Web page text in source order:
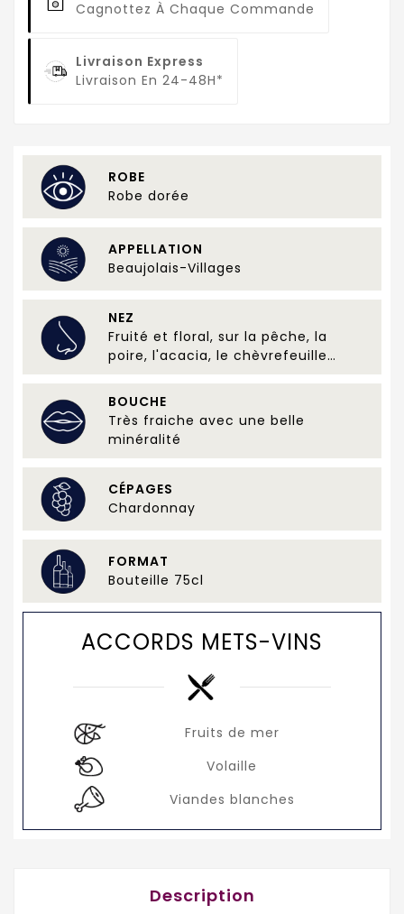
Cagnottez À Chaque Commande
Livraison Express
Livraison En 24-48H*
ROBE
Robe dorée
APPELLATION
Beaujolais-Villages
NEZ
Fruité et floral, sur la pêche, la
poire, l'acacia, le chèvrefeuille…
BOUCHE
Très fraiche avec une belle
minéralité
CÉPAGES
Chardonnay
FORMAT
Bouteille 75cl
ACCORDS METS-VINS
Fruits de mer
Volaille
Viandes blanches
Description